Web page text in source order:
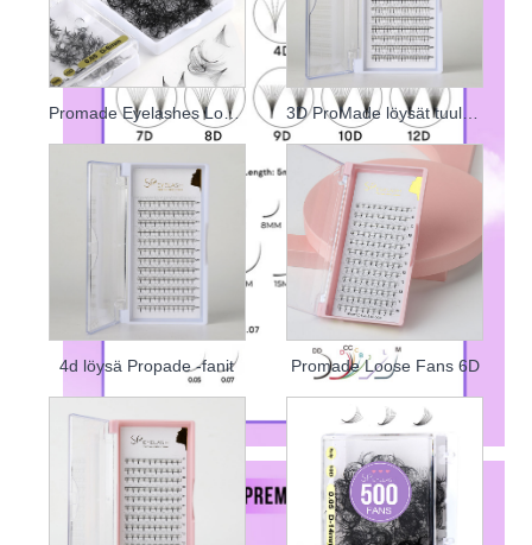
Promade Eyelashes Loose Fans
4d löysä Propade -fanit Promade Loose Fans 6D